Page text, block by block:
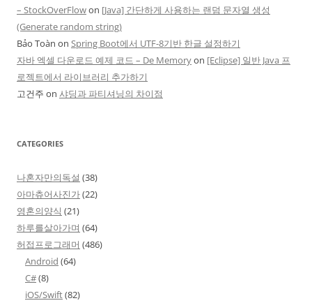
– StockOverFlowon [Java] 간단하게 사용하는 랜덤 문자열 생성
(Generate random string)
Bảo Toàn on Spring Boot에서 UTF-8기반 한글 설정하기
자바 엑셀 다운로드 예제 코드 – De Memoryon [Eclipse] 일반 Java 프
로젝트에서 라이브러리 추가하기
고건주 on 샤딩과 파티셔닝의 차이점
CATEGORIES
나혼자만의독설 (38)
아마츄어사진가(22)
영혼의양식 (21)
하루를살아가며 (64)
허접프로그래머 (486)
Android (64)
C#(8)
iOS/Swift(82)